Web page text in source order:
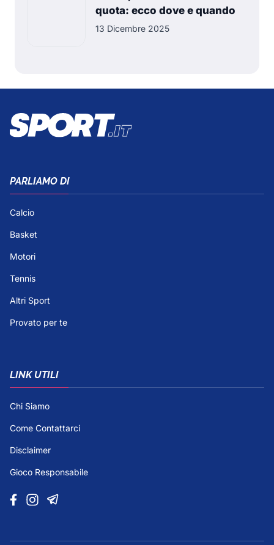
quota: ecco dove e quando
13 Dicembre 2025
PARLIAMO DI
Calcio
Basket
Motori
Tennis
Altri Sport
Provato per te
LINK UTILI
Chi Siamo
Come Contattarci
Disclaimer
Gioco Responsabile